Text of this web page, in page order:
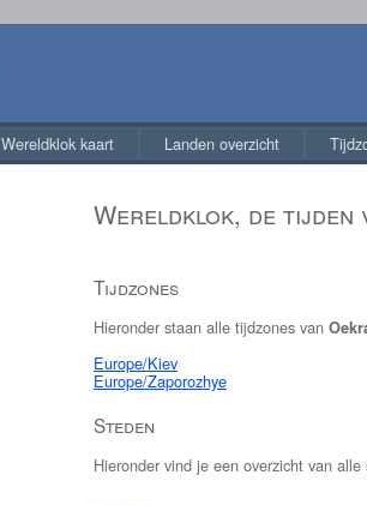
Wereldklok kaart Landen overzicht
Wereldklok, de tijden
Tijdzones
Hieronder staan alle tijdzones van
Europe/Kiev
Europe/Zaporozhye
Steden
Hieronder vind je een overzicht van